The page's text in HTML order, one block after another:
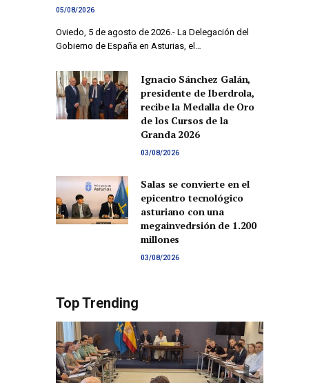
05/08/2026
Oviedo, 5 de agosto de 2026.- La Delegación del
Gobierno de España en Asturias, el…
Ignacio Sánchez Galán,
presidente de Iberdrola,
recibe la Medalla de Oro
de los Cursos de la
Granda 2026
03/08/2026
Salas se convierte en el
epicentro tecnológico
asturiano con una
megainvedrsión de 1.200
millones
03/08/2026
Top Trending